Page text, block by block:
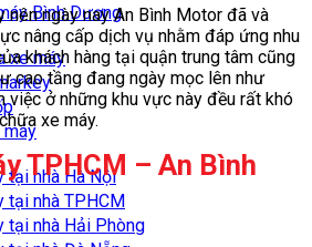
Bình Dương
xe máy
tại nhà Hà Nội
tại nhà TPHCM
tại nhà Hải Phòng
ngày nay An Bình Motor đã và
nâng cấp dịch vụ nhằm đáp ứng nhu
khách hàng tại quận trung tâm cũng
cao tầng đang ngày mọc lên như
việc ở những khu vực này đều rất khó
xe máy.
TPHCM – An Bình